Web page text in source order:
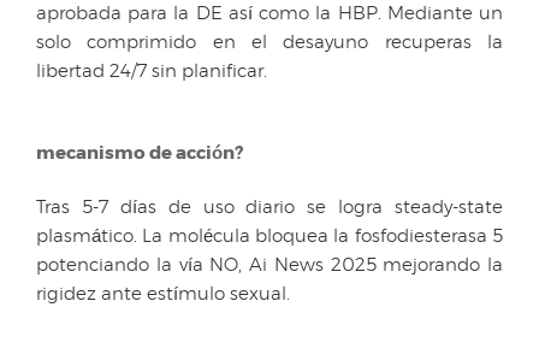
aprobada para la DE así como la HBP. Mediante un
solo comprimido en el desayuno recuperas la
libertad 24/7 sin planificar.
mecanismo de acción?
Tras 5-7 días de uso diario se logra steady-state
plasmático. La molécula bloquea la fosfodiesterasa 5
potenciando la vía NO, Ai News 2025 mejorando la
rigidez ante estímulo sexual.